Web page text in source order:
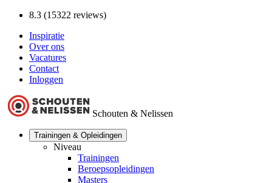
8.3 (15322 reviews)
Inspiratie
Over ons
Vacatures
Contact
Inloggen
Schouten & Nelissen
Trainingen & Opleidingen
Niveau
Trainingen
Beroepsopleidingen
Masters